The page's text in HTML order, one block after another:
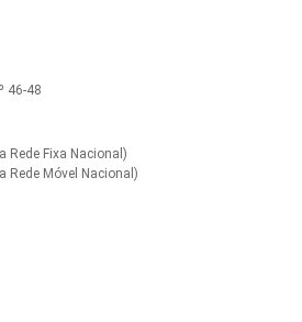
46-48
Rede Fixa Nacional)
Rede Móvel Nacional)